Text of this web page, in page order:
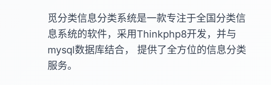
觅分类信息分类系统是一款专注于全国分类信
息系统的软件，采用Thinkphp8开发，并与
mysql数据库结合， 提供了全方位的信息分类
服务。